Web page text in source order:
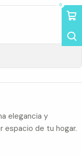
0
elegancia y
espacio de tu hogar.